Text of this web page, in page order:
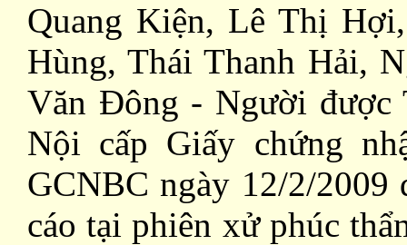
Quang Kiện, Lê Thị
Hùng, Thái Thanh Hải,
Văn Đông - Người được
Nội cấp Giấy chứng
GCNBC ngày 12/2/2009
cáo tại phiên xử phúc